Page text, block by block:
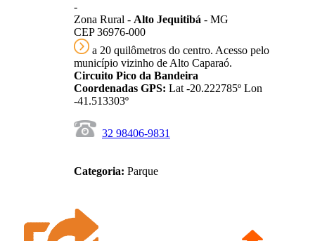
-
Zona Rural - Alto Jequitibá - MG
CEP 36976-000
a 20 quilômetros do centro. Acesso pelo
município vizinho de Alto Caparaó.
Circuito Pico da Bandeira
Coordenadas GPS: Lat -20.222785º Lon
-41.513303º
32 98406-9831
Categoria: Parque